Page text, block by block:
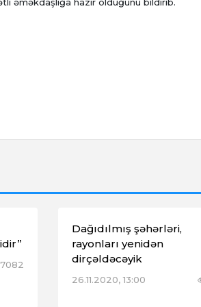
əməkdaşlığa hazır olduğunu bildirib.
Dağıdılmış şəhərləri,
rayonları yenidən
dirçəldəcəyik
26.11.2020, 13:00